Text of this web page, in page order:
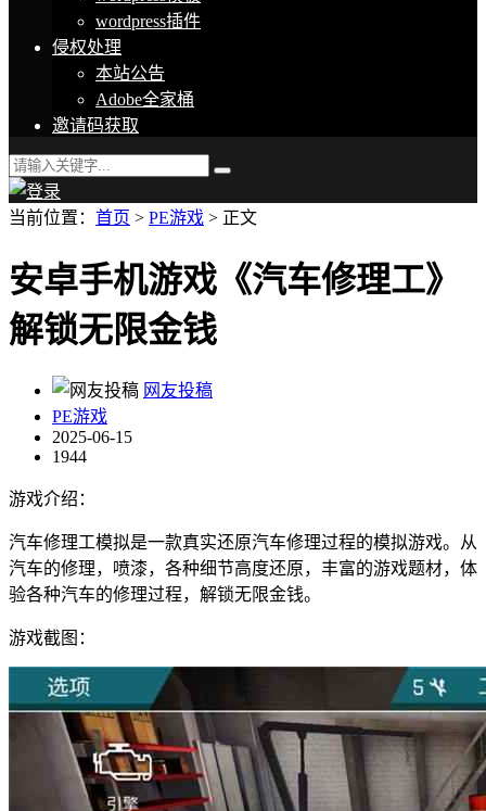
wordpress插件
侵权处理
本站公告
Adobe全家桶
邀请码获取
当前位置： 首页 > PE游戏 > 正文
安卓手机游戏《汽车修理工》
解锁无限金钱
网友投稿
PE游戏
2025-06-15
1944
游戏介绍：
汽车修理工模拟是一款真实还原汽车修理过程的模拟游戏。从
汽车的修理，喷漆，各种细节高度还原，丰富的游戏题材，体
验各种汽车的修理过程，解锁无限金钱。
游戏截图：